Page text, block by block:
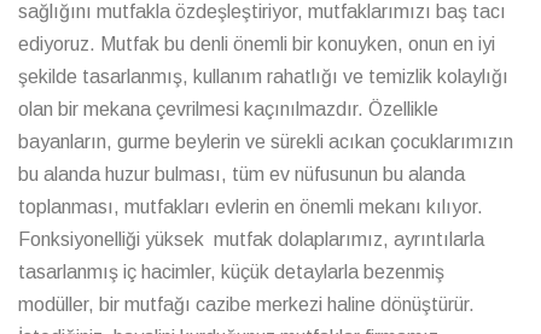
sağlığını mutfakla özdeşleştiriyor, mutfaklarımızı baş tacı
ediyoruz. Mutfak bu denli önemli bir konuyken, onun en iyi
şekilde tasarlanmış, kullanım rahatlığı ve temizlik kolaylığı
olan bir mekana çevrilmesi kaçınılmazdır. Özellikle
bayanların, gurme beylerin ve sürekli acıkan çocuklarımızın
bu alanda huzur bulması, tüm ev nüfusunun bu alanda
toplanması, mutfakları evlerin en önemli mekanı kılıyor.
Fonksiyonelliği yüksek mutfak dolaplarımız, ayrıntılarla
tasarlanmış iç hacimler, küçük detaylarla bezenmiş
modüller, bir mutfağı cazibe merkezi haline dönüştürür.